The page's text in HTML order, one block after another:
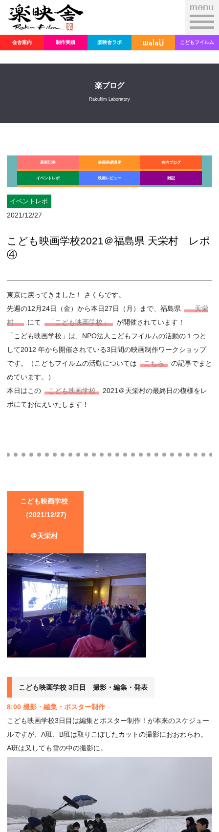
会舎案内 制作実績 楽映舎ラボ こどもフイルム
楽ブログ
Rakufilm Laboratory
最新記事 映画基礎講座 舎内ブログ
イベントレポ 映画レビュー 雑記
イベントレポ
2021/12/27
こども映画学校2021＠福島県 天栄村 レポ
④
東京に戻ってきました！ さくらです。
先週の12月24日（金）から本日27日（月）まで、福島県
天栄
村
にて 「こども映画学校」
が開催されています！
「こども映画学校」は、NPO法人こどもフイルムの活動の１つと
して2012 年から開催されている3日間の映画制作ワークショップ
です。（こどもフイルムの活動については
こちら
の記事でまと
めています。）
本日はこの
こども映画学校
2021＠天栄村の最終日の模様をレ
ポにてお伝えいたします！
こども映画学校
（2021/12/27)
＠天栄村
こども映画学校 3日目 撮影・編集・発表
8:00 撮影・編集・ポスター制作
こども映画学校3日目は編集とポスター制作！が本来のスケジュー
ルですが、A班、B班は取りこぼしたカットの撮影におおわらわ。
A班は又しても雪の中の撮影に。